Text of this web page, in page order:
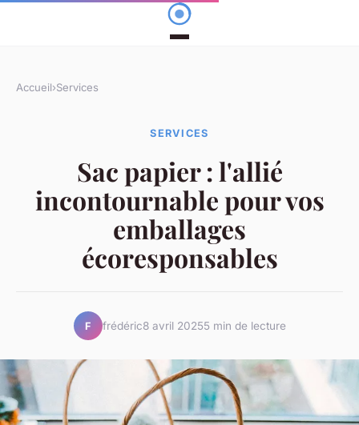
Accueil›Services
SERVICES
Sac papier : l'allié
incontournable pour vos
emballages
écoresponsables
F frédéric8 avril 20255 min de lecture